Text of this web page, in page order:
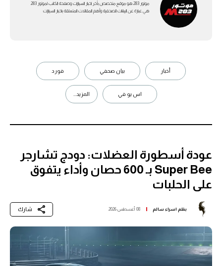
موتور 283 هو موقع متخصص بأخر اخبار السيارات وصفحة الكاتب لموتور 283
هي عبارة عن اليبانات الصحفية وأهم المقالات المتعلقة باخبار السيارات
أخبار بيان صحفي فورد
اس يو في المزيد...
عودة أسطورة العضلات: دودج تشارجر
Super Bee بـ 600 حصان وأداء يتفوق
على الحلبات
بقلم اسراء سالم 08 أغسطس 2026 شارك